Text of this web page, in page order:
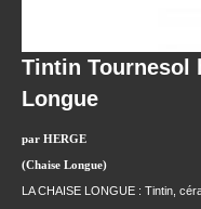
Tintin Tournesol
Longue
par HERGE
(Chaise Longue)
LA CHAISE LONGUE : Tintin,